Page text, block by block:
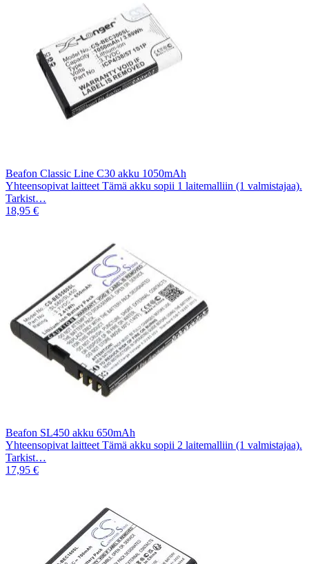
Beafon Classic Line C30 akku 1050mAh
Yhteensopivat laitteet Tämä akku sopii 1 laitemalliin (1 valmistajaa).
Tarkist…
18,95 €
Beafon SL450 akku 650mAh
Yhteensopivat laitteet Tämä akku sopii 2 laitemalliin (1 valmistajaa).
Tarkist…
17,95 €